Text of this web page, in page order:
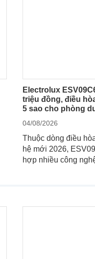
Electrolux
triệu đồng, điều
5 sao cho phòng
04/08/2026
Thuộc dòng điều
hệ mới 2026,
hợp nhiều công